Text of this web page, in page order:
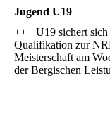
Jugend U19
+++ U19 sichert
Qualifikation zur
Meisterschaft am
der Bergischen